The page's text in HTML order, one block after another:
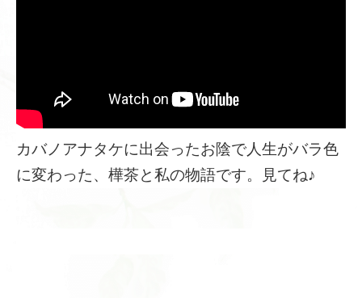
カバノアナタケに出会ったお陰で人生がバラ色
に変わった、樺茶と私の物語です。見てね♪